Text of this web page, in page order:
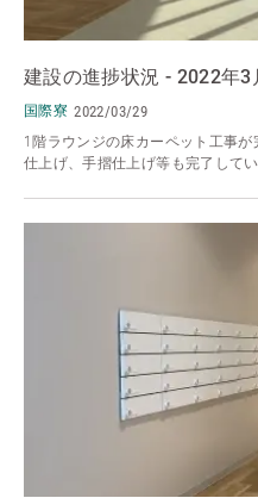
建設の進捗状況 - 2022年3
国際寮 2022/03/29
1階ラウンジの床カーペット工事
仕上げ、手摺仕上げ等も完了してい